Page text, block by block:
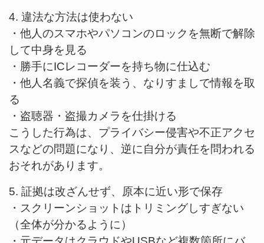
4. 違法な方法は使わない
・他人のスマホやパソコンのロックを無断で解除
して中身を見る
・勝手にICレコーダーを持ち物に仕込む
・他人名義で探偵を装う、なりすましで情報を取
る
・盗聴器・盗撮カメラを仕掛ける
こうした行為は、プライバシー侵害や不正アクセ
スなどの問題になり、逆に自分が責任を問われる
おそれがあります。
5. 証拠は改ざんせず、原本に近い形で保存
・スクリーンショットはトリミングしすぎない
（全体が分かるように）